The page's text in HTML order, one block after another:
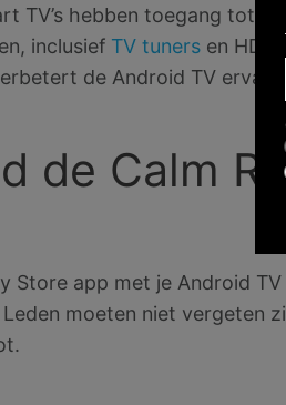
TV’s hebben toegang tot
inclusief TV tuners en
de Android TV
de Calm
Store app met je Android
moeten niet vergeten